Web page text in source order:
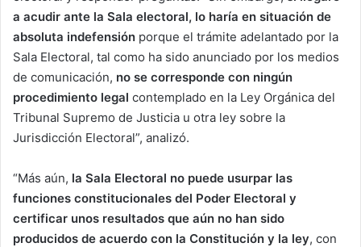
a acudir ante la Sala electoral, lo haría en situación de
absoluta indefensión porque el trámite adelantado por la
Sala Electoral, tal como ha sido anunciado por los medios
de comunicación, no se corresponde con ningún
procedimiento legal contemplado en la Ley Orgánica del
Tribunal Supremo de Justicia u otra ley sobre la
Jurisdicción Electoral”, analizó.
“Más aún, la Sala Electoral no puede usurpar las
funciones constitucionales del Poder Electoral y
certificar unos resultados que aún no han sido
producidos de acuerdo con la Constitución y la ley, con